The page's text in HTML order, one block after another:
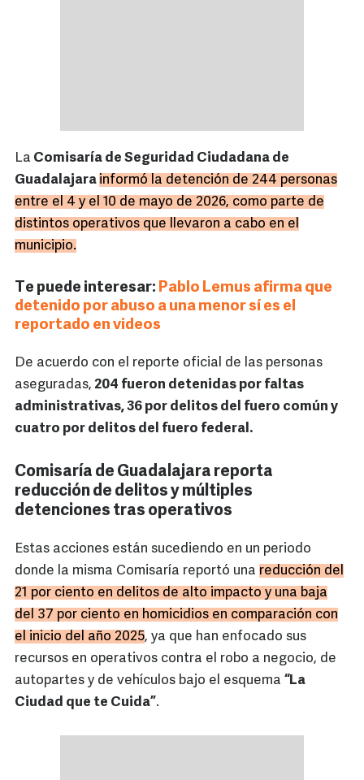
La Comisaría de Seguridad Ciudadana de
Guadalajara informó la detención de 244 personas
entre el 4 y el 10 de mayo de 2026, como parte de
distintos operativos que llevaron a cabo en el
municipio.
Te puede interesar: Pablo Lemus afirma que
detenido por abuso a una menor sí es el
reportado en videos
De acuerdo con el reporte oficial de las personas
aseguradas, 204 fueron detenidas por faltas
administrativas, 36 por delitos del fuero común y
cuatro por delitos del fuero federal.
Comisaría de Guadalajara reporta
reducción de delitos y múltiples
detenciones tras operativos
Estas acciones están sucediendo en un periodo
donde la misma Comisaría reportó una reducción del
21 por ciento en delitos de alto impacto y una baja
del 37 por ciento en homicidios en comparación con
el inicio del año 2025, ya que han enfocado sus
recursos en operativos contra el robo a negocio, de
autopartes y de vehículos bajo el esquema “La
Ciudad que te Cuida”.